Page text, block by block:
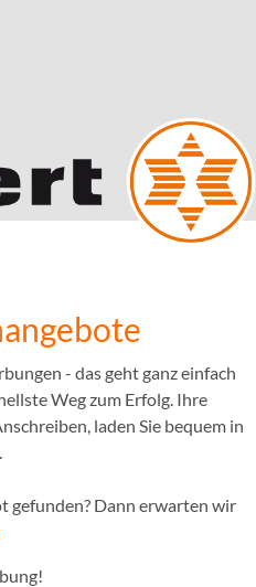
- das geht ganz einfach
Weg zum Erfolg. Ihre
laden Sie bequem in
gefunden? Dann erwarten wir